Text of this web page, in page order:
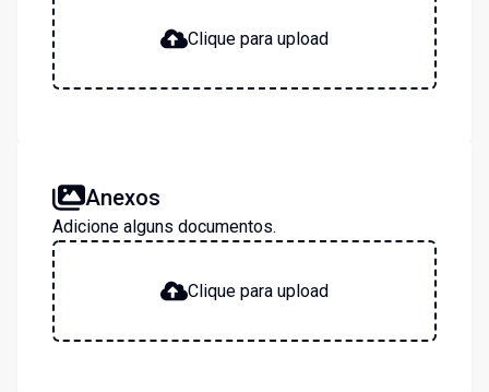
Clique para upload
Anexos
Adicione alguns documentos.
Clique para upload